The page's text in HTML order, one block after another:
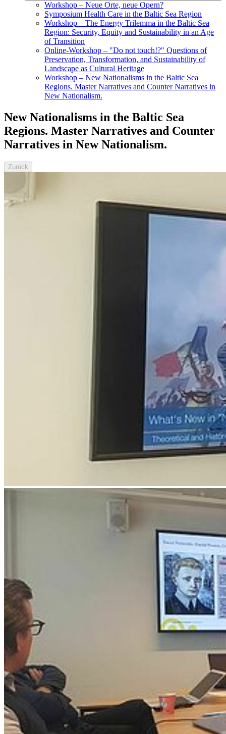
Workshop – Neue Orte, neue Opern?
Symposium Health Care in the Baltic Sea Region
Workshop – The Energy Trilemma in the Baltic Sea
Region: Security, Equity and Sustainability in an Age
of Transition
Online-Workshop – "Do not touch!?" Questions of
Preservation, Transformation, and Sustainability of
Landscape as Cultural Heritage
Workshop – New Nationalisms in the Baltic Sea
Regions. Master Narratives and Counter Narratives in
New Nationalism.
New Nationalisms in the Baltic Sea
Regions. Master Narratives and Counter
Narratives in New Nationalism.
Zurück
Bericht zum Stockholmer Workshop des
Clusters „Neue Nationalismen“
25.02.2020
Am 3. und 4. Februar 2020 organisierte das IFZO Cluster "Neue
Nationalismen" zusammen mit der Universität Stockholm den
internationalen und interdisziplinären Workshop "
Nationalismenin der Ostseeregion. Meistererzählungen und
Gegenerzählungen in den
" in Stockholm. Der
Workshop fokussierte auf die transnationale und vergleichende
Erforschung von politischen, kulturellen und sozialen Strategien
gegenwärtiger Nationalismusbewegungen und Populisten in der
Ostseeregion (Schweden, Deutschland, Lettland, Estland und
Russland). Dabei standen insbesondere Mechanismen im
Mittelpunkt, die wachsende Anziehungskraft und Einflussnahme